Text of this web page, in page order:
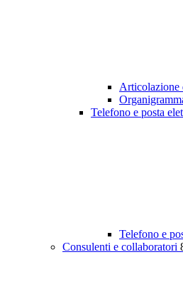
Telefono e posta
Telefono e
Consulenti e collaboratori